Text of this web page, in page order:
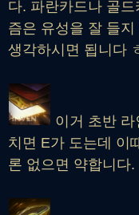
다. 파란카드나 골
즘은 유성을 잘 들
생각하시면 됩니다
이거 초반
치면 E가 도는데 이
론 없으면 약합니다.